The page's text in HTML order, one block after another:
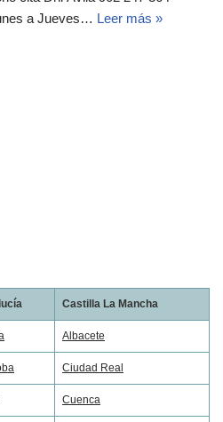
a Jueves… Leer más »
Castilla La Mancha
Albacete
Ciudad Real
Cuenca